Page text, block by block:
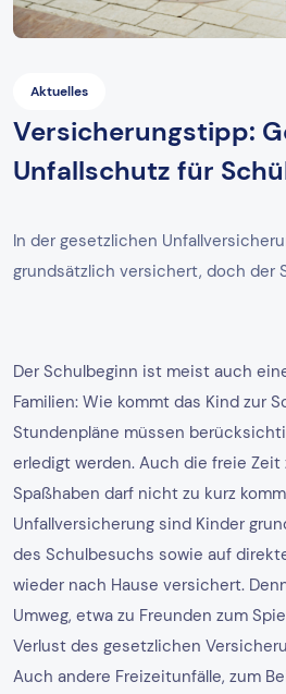
Aktuelles
Versicherungstipp:
Unfallschutz für
In der gesetzlichen
grundsätzlich versichert, doch der
Der Schulbeginn ist meist auch
Familien: Wie kommt das Kind zur
Stundenpläne müssen
erledigt werden. Auch die freie Zeit
Spaßhaben darf nicht zu kurz
Unfallversicherung sind Kinder
des Schulbesuchs sowie auf
wieder nach Hause versichert.
Umweg, etwa zu Freunden zum
Verlust des gesetzlichen
Auch andere Freizeitunfälle, zum